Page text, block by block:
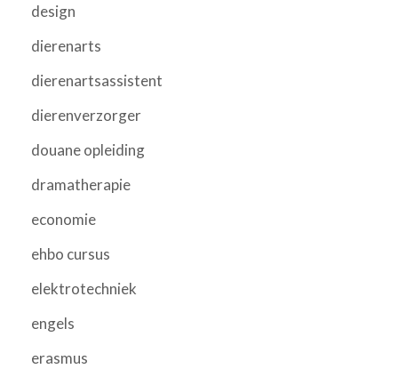
design
dierenarts
dierenartsassistent
dierenverzorger
douane opleiding
dramatherapie
economie
ehbo cursus
elektrotechniek
engels
erasmus